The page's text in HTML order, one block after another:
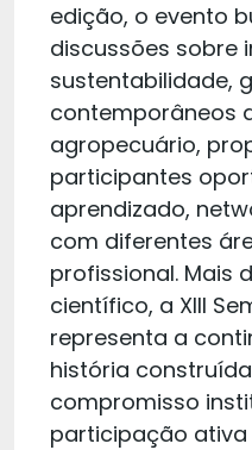
edição, o evento
discussões sobre
sustentabilidade,
contemporâneos
agropecuário,
participantes
aprendizado,
com diferentes
profissional. Mais
científico, a XIII
representa a
história
compromisso
participação ativa